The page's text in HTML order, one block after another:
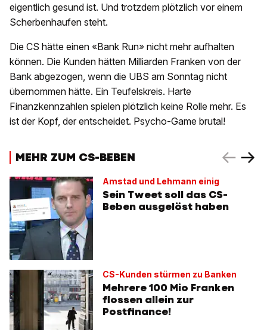
eigentlich gesund ist. Und trotzdem plötzlich vor einem
Scherbenhaufen steht.
Die CS hätte einen «Bank Run» nicht mehr aufhalten
können. Die Kunden hätten Milliarden Franken von der
Bank abgezogen, wenn die UBS am Sonntag nicht
übernommen hätte. Ein Teufelskreis. Harte
Finanzkennzahlen spielen plötzlich keine Rolle mehr. Es
ist der Kopf, der entscheidet. Psycho-Game brutal!
MEHR ZUM CS-BEBEN
Amstad und Lehmann einig
Sein Tweet soll das CS-
Beben ausgelöst haben
CS-Kunden stürmen zu Banken
Mehrere 100 Mio Franken
flossen allein zur
Postfinance!